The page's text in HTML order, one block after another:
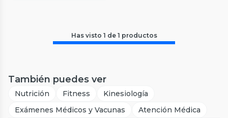
Has visto 1 de 1 productos
También puedes ver
Nutrición Fitness
Kinesiología
Exámenes Médicos y Vacunas
Atención Médica